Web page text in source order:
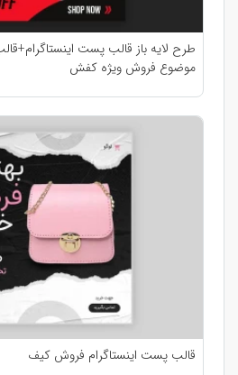
طرح لایه باز قالب پست
موضوع فروش ویژه کفش
قالب پست اینستاگرام فروش کیف